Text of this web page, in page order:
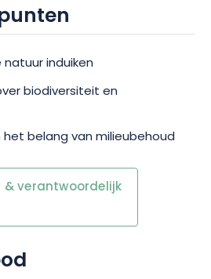
induiken
biodiversiteit en
belang van milieubehoud
& verantwoordelijk